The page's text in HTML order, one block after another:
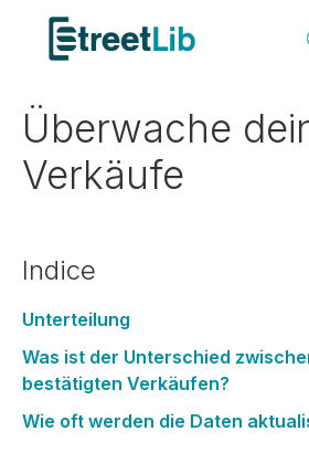
Überwache
Verkäufe
Indice
Unterteilung
Was ist der Unterschied
bestätigten Verkäufen?
Wie oft werden die Daten